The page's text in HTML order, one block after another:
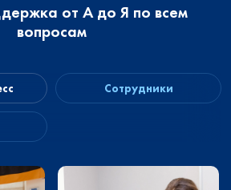
от А до Я по всем
вопросам
Сотрудники